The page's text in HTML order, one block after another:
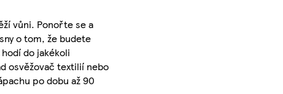
vůni. Ponořte se a
o tom, že budete
do jakékoli
osvěžovač textilií nebo
po dobu až 90